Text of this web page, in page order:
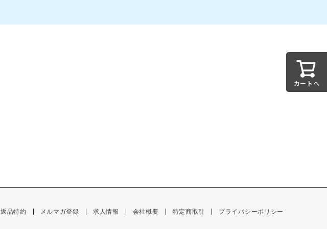
カートへ
返品特約 メルマガ登録 求人情報 会社概要 特定商取引 プライバシーポリシー